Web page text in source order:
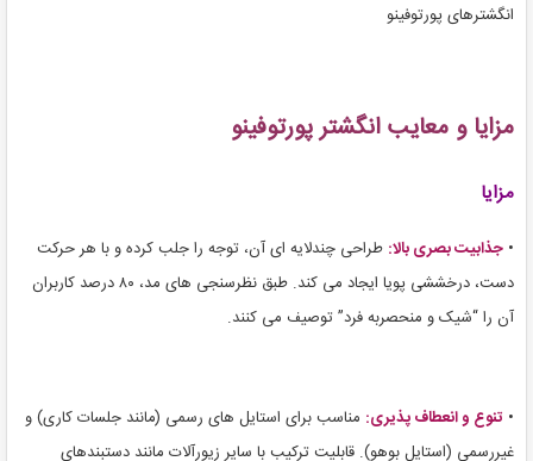
انگشترهای پورتوفینو
مزایا و معایب انگشتر پورتوفینو
مزایا
• جذابیت بصری بالا: طراحی چندلایه ای آن، توجه را جلب کرده و با هر حرکت
دست، درخششی پویا ایجاد می کند. طبق نظرسنجی های مد، ۸۰ درصد کاربران
آن را “شیک و منحصربه فرد” توصیف می کنند.
• تنوع و انعطاف پذیری: مناسب برای استایل های رسمی (مانند جلسات کاری) و
غیررسمی (استایل بوهو). قابلیت ترکیب با سایر زیورآلات مانند دستبندهای